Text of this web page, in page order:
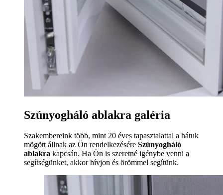
Szúnyogháló ablakra galéria
Szakembereink több, mint 20 éves tapasztalattal a hátuk
mögött állnak az Ön rendelkezésére Szúnyogháló
ablakra kapcsán. Ha Ön is szeretné igénybe venni a
segítségünket, akkor hívjon és örömmel segítünk.